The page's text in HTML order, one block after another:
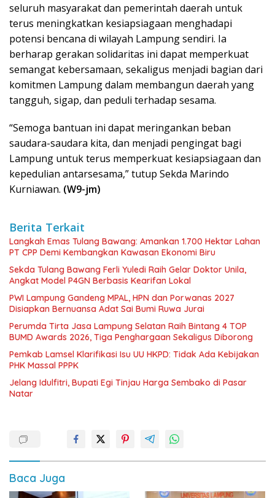
seluruh masyarakat dan pemerintah daerah untuk
terus meningkatkan kesiapsiagaan menghadapi
potensi bencana di wilayah Lampung sendiri. Ia
berharap gerakan solidaritas ini dapat memperkuat
semangat kebersamaan, sekaligus menjadi bagian dari
komitmen Lampung dalam membangun daerah yang
tangguh, sigap, dan peduli terhadap sesama.
“Semoga bantuan ini dapat meringankan beban
saudara-saudara kita, dan menjadi pengingat bagi
Lampung untuk terus memperkuat kesiapsiagaan dan
kepedulian antarsesama,” tutup Sekda Marindo
Kurniawan. (W9-jm)
Berita Terkait
Langkah Emas Tulang Bawang: Amankan 1.700 Hektar Lahan
PT CPP Demi Kembangkan Kawasan Ekonomi Biru
Sekda Tulang Bawang Ferli Yuledi Raih Gelar Doktor Unila,
Angkat Model P4GN Berbasis Kearifan Lokal
PWI Lampung Gandeng MPAL, HPN dan Porwanas 2027
Disiapkan Bernuansa Adat Sai Bumi Ruwa Jurai
Perumda Tirta Jasa Lampung Selatan Raih Bintang 4 TOP
BUMD Awards 2026, Tiga Penghargaan Sekaligus Diborong
Pemkab Lamsel Klarifikasi Isu UU HKPD: Tidak Ada Kebijakan
PHK Massal PPPK
Jelang Idulfitri, Bupati Egi Tinjau Harga Sembako di Pasar
Natar
Baca Juga